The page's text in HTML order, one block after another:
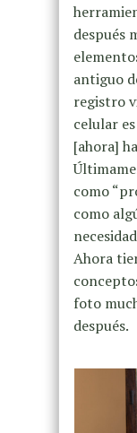
después
antiguo
registro
celular
[ahora]
como
como
Ahora
foto
después.